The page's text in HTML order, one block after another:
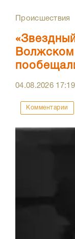
Происшествия
Волжском
04.08.2026 17:19
Комментарии